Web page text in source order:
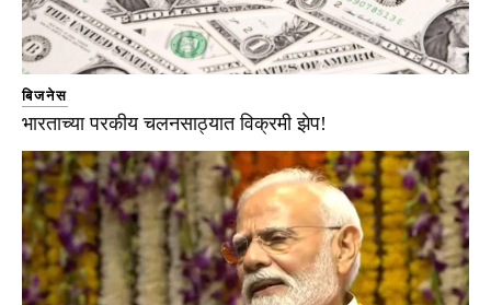
बिजनेस
भारताच्या परकीय चलनसाठ्यात विक्रमी झेप!